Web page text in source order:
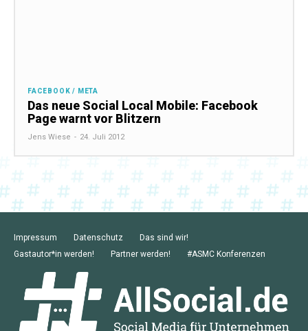
FACEBOOK / META
Das neue Social Local Mobile: Facebook
Page warnt vor Blitzern
Jens Wiese - 24. Juli 2012
Impressum Datenschutz
Das sind wir!
Gastautor*in werden!
Partner werden! #ASMC Konferenzen